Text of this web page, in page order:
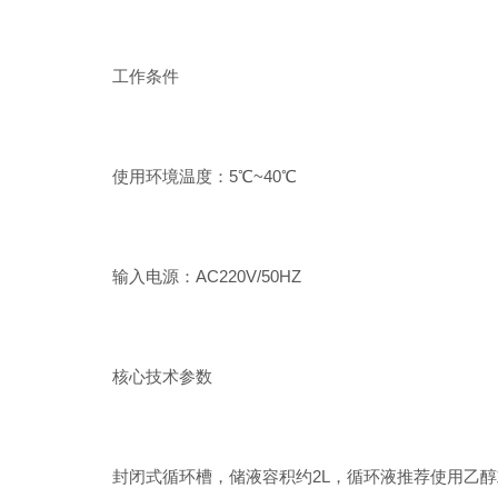
工作条件
使用环境温度：5℃~40℃
输入电源：AC220V/50HZ
核心技术参数
封闭式循环槽，储液容积约2L，循环液推荐使用乙醇